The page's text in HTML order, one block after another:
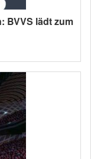
BVVS lädt zum